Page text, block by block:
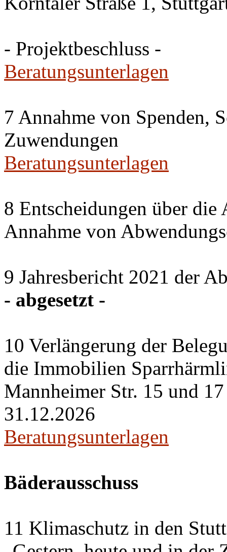
- Projektbeschluss -
Beratungsunterlagen
7 Annahme von Spenden,
Zuwendungen
Beratungsunterlagen
8 Entscheidungen über
Annahme von
9 Jahresbericht 2021 der
- abgesetzt -
10 Verlängerung der
die Immobilien
Mannheimer Str. 15 und
31.12.2026
Beratungsunterlagen
Bäderausschuss
11 Klimaschutz in den